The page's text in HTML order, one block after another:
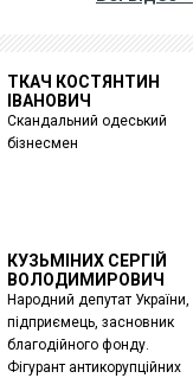
ТКАЧ КОСТЯНТИН
ІВАНОВИЧ
Скандальний одеський
бізнесмен
КУЗЬМІНИХ СЕРГІЙ
ВОЛОДИМИРОВИЧ
Народний депутат України,
підприємець, засновник
благодійного фонду.
Фігурант антикорупційних